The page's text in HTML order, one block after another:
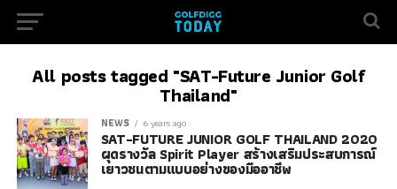
All posts tagged "SAT-Future Junior Golf
Thailand"
NEWS 6 years ago
SAT-FUTURE JUNIOR GOLF THAILAND 2020
ผุดรางวัล Spirit Player สร้างเสริมประสบการณ์
เยาวชนตามแบบอย่างของมืออาชีพ